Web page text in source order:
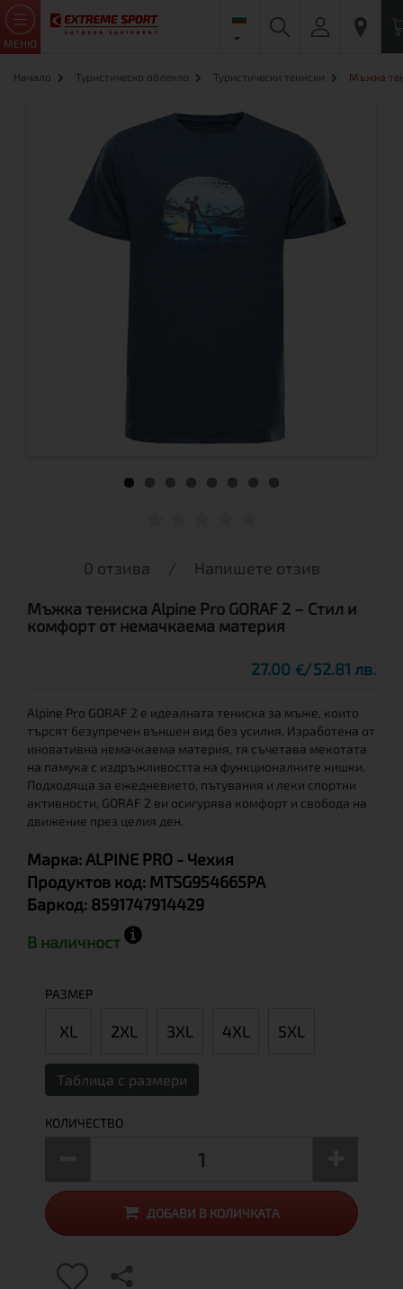
МЕНЮ
Начало Туристическо облекло Туристически тениски Мъжка
0 отзива / Напишете отзив
Мъжка тениска Alpine Pro GORAF 2 – Стил и
комфорт от немачкаема материя
27.00 € 52.81 лв.
Alpine Pro GORAF 2 е идеалната тениска за мъже, които
търсят безупречен външен вид без усилия. Изработена от
иновативна немачкаема материя, тя съчетава мекотата
на памука с издръжливостта на функционалните нишки.
Подходяща за ежедневието, пътувания и леки спортни
активности, GORAF 2 ви осигурява комфорт и свобода на
движение през целия ден.
Марка: ALPINE PRO - Чехия
Продуктов код: MTSG954665PA
Баркод: 8591747914429
В наличност
РАЗМЕР
XL 2XL 3XL 4XL 5XL
Таблица с размери
КОЛИЧЕСТВО
ДОБАВИ В КОЛИЧКАТА